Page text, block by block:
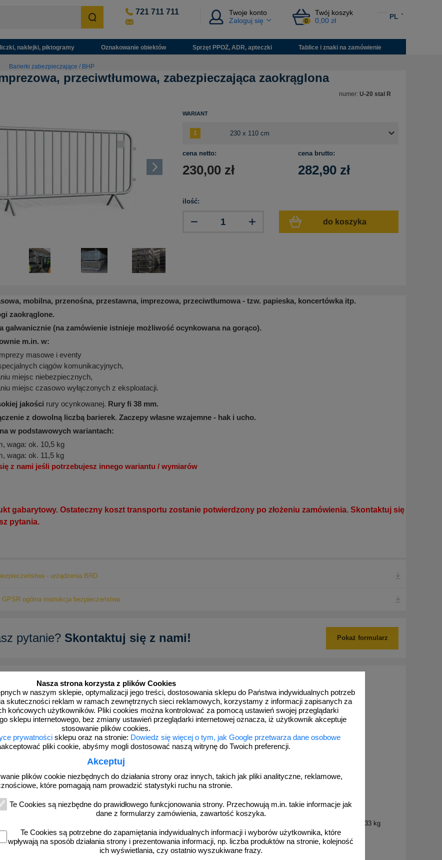
Nasza strona korzysta z plików Cookies
w naszym sklepie, optymalizacji jego treści, dostosowania sklepu do Państwa indywidualnych potrzeb
skuteczności reklam w ramach zewnętrznych sieci reklamowych, korzystamy z informacji zapisanych za
końcowych użytkowników. Pliki cookies można kontrolować za pomocą ustawień swojej przeglądarki
sklepu internetowego, bez zmiany ustawień przeglądarki internetowej oznacza, iż użytkownik akceptuje
stosowanie plików cookies.
prywatności sklepu oraz na stronie: Dowiedz się więcej o tym, jak Google przetwarza dane osobowe
pliki cookie, abyśmy mogli dostosować naszą witrynę do Twoich preferencji.
Akceptuj
plików cookie niezbędnych do działania strony oraz innych, takich jak pliki analityczne, reklamowe,
które pomagają nam prowadzić statystyki ruchu na stronie.
Te Cookies są niezbędne do prawidłowego funkcjonowania strony. Przechowują m.in. takie informacje jak
dane z formularzy zamówienia, zawartość koszyka.
Te Cookies są potrzebne do zapamiętania indywidualnych informacji i wyborów użytkownika, które
wpływają na sposób działania strony i prezentowania informacji, np. liczba produktów na stronie, kolejność
ich wyświetlania, czy ostatnio wyszukiwane frazy.
721 711 711
Twoje konto
Zaloguj się
Twój koszyk
0 0,00 zł
PL
naklejki, piktogramy Oznakowanie obiektów Sprzęt PPOŻ, ADR, apteczki Tablice i znaki na zamówienie
Barierki zabezpieczające / BHP
przeciwtłumowa, zabezpieczająca zaokrąglona
numer: U-20 stal R
WARIANT
cena netto:
230,00 zł
cena brutto:
282,90 zł
ilość:
do koszyka
mobilna, przenośna, przestawna, imprezowa, przeciwtłumowa - tzw. papieska, koncertówka itp.
zaokrąglone.
galwanicznie (na zamówienie istnieje możliwość ocynkowana na gorąco).
m.in. w:
masowe i eventy
ciągów komunikacyjnych,
miejsc niebezpiecznych,
miejsc czasowo wyłączonych z eksploatacji.
jakości rury ocynkowanej. Rury fi 38 mm.
z dowolną liczbą barierek. Zaczepy własne wzajemne - hak i ucho.
w podstawowych wariantach:
waga: ok. 10,5 kg
waga: ok. 11,5 kg
z nami jeśli potrzebujesz innego wariantu / wymiarów
gabarytowy. Ostateczny koszt transportu zostanie potwierdzony po złożeniu zamówienia. Skontaktuj się
pytania.
- urządzenia BRD
GPSR ogólna instrukcja bezpieczeństwa
pytanie? Skontaktuj się z nami! Pokaż formularz
MP-DP1
3D_MP-DP6
MP-DP6
FR_338
Farba drogowa Kontur biała 5/7,5/15/33 kg